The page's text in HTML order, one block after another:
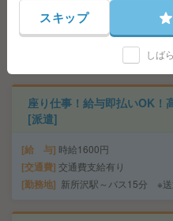
給 与 時給2000円
交通費 交通費支給有り
谷塚駅～ ※車通勤・バイ
座り仕事！給与即払いOK！
[派遣]
給 与 時給1600円
交通費 交通費支給有り
勤務地 新所沢駅～バス15分 ※送
スキップ
しば